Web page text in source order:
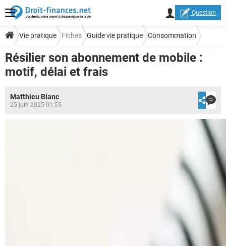
Question
Vie pratique Fiches Guide vie pratique Consommation
Législation
Résilier son abonnement de mobile :
motif, délai et frais
Matthieu Blanc
25 juin 2025 01:55